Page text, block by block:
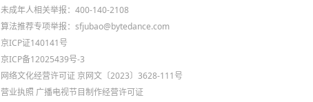
未成年人相关举报：400-140-2108
算法推荐专项举报：sfjubao@bytedance.com
京ICP证140141号
京ICP备12025439号-3
网络文化经营许可证 京网文〔2023〕3628-111号
营业执照 广播电视节目制作经营许可证